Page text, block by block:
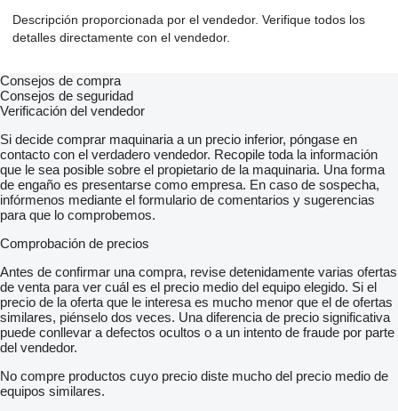
Descripción proporcionada por el vendedor. Verifique todos los
detalles directamente con el vendedor.
Consejos de compra
Consejos de seguridad
Verificación del vendedor
Si decide comprar maquinaria a un precio inferior, póngase en
contacto con el verdadero vendedor. Recopile toda la información
que le sea posible sobre el propietario de la maquinaria. Una forma
de engaño es presentarse como empresa. En caso de sospecha,
infórmenos mediante el formulario de comentarios y sugerencias
para que lo comprobemos.
Comprobación de precios
Antes de confirmar una compra, revise detenidamente varias ofertas
de venta para ver cuál es el precio medio del equipo elegido. Si el
precio de la oferta que le interesa es mucho menor que el de ofertas
similares, piénselo dos veces. Una diferencia de precio significativa
puede conllevar a defectos ocultos o a un intento de fraude por parte
del vendedor.
No compre productos cuyo precio diste mucho del precio medio de
equipos similares.